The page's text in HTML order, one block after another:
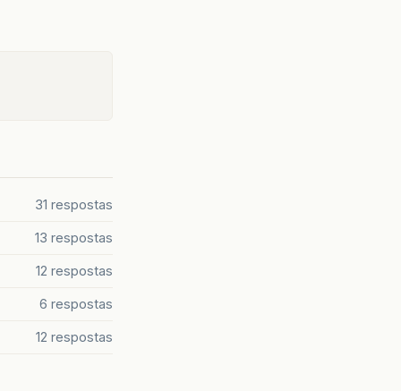
31 respostas
13 respostas
12 respostas
6 respostas
12 respostas